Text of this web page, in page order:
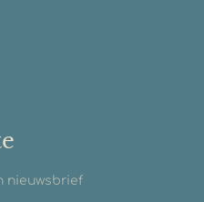
nieuwsbrief